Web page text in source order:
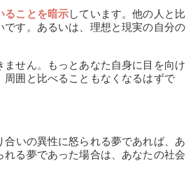
ることを暗示しています。他の人と比
す。あるいは、理想と現実の自分の
せん。もっとあなた自身に目を向け
囲と比べることもなくなるはずで
合いの異性に怒られる夢であれば、あ
る夢であった場合は、あなたの社会